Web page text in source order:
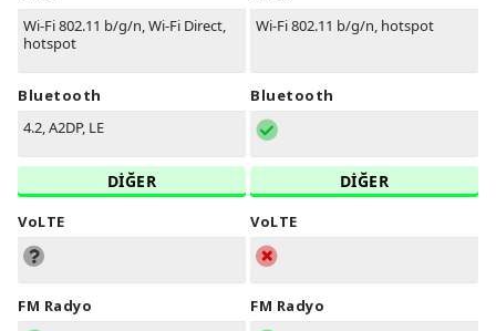
Wi-Fi 802.11 b/g/n, Wi-Fi Direct,
hotspot
Bluetooth
4.2, A2DP, LE
DİĞER
VoLTE
FM Radyo
Wi-Fi 802.11 b/g/n, hotspot
Bluetooth
DİĞER
VoLTE
FM Radyo